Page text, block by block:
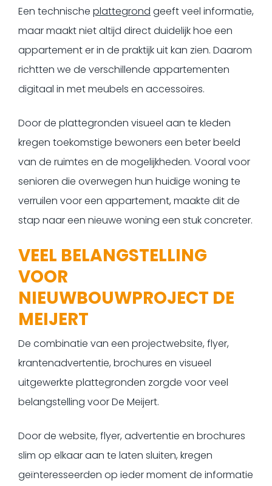
Een technische plattegrond geeft veel informatie,
maar maakt niet altijd direct duidelijk hoe een
appartement er in de praktijk uit kan zien. Daarom
richtten we de verschillende appartementen
digitaal in met meubels en accessoires.
Door de plattegronden visueel aan te kleden
kregen toekomstige bewoners een beter beeld
van de ruimtes en de mogelijkheden. Vooral voor
senioren die overwegen hun huidige woning te
verruilen voor een appartement, maakte dit de
stap naar een nieuwe woning een stuk concreter.
VEEL BELANGSTELLING
VOOR
NIEUWBOUWPROJECT DE
MEIJERT
De combinatie van een projectwebsite, flyer,
krantenadvertentie, brochures en visueel
uitgewerkte plattegronden zorgde voor veel
belangstelling voor De Meijert.
Door de website, flyer, advertentie en brochures
slim op elkaar aan te laten sluiten, kregen
geïnteresseerden op ieder moment de informatie